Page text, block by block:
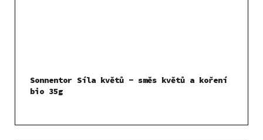
Sonnentor Síla květů - směs květů a koření
bio 35g